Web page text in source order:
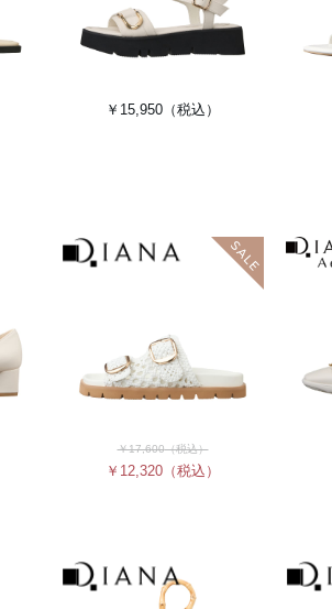
￥15,950 （税込）
￥17,600（税込）
￥12,320 （税込）